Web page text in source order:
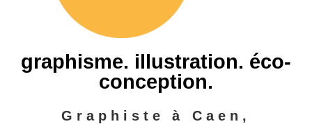
graphisme. illustration. éco-
conception.
Graphiste à Caen,